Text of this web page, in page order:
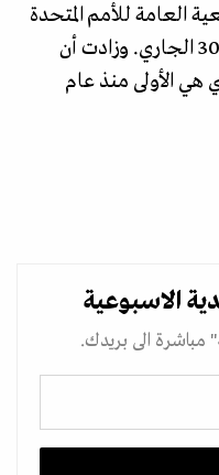
العامة للأمم المتحدة
و"الأسبوع رفيع المستوى" بين 22 و30 الجاري. وزادت أن
هي الأولى منذ عام
الاسبوعية
الى بريدك.